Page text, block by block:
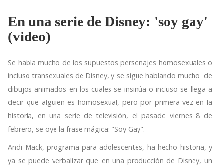
En una serie de Disney: 'soy gay'
(video)
Se habla mucho de los supuestos personajes homosexuales o
incluso transexuales de Disney, y se sigue hablando mucho de
dibujos animados en los cuales se insinúa o incluso se llega a
decir que alguien es homosexual, pero por primera vez en la
historia, en una serie de televisión, el pasado viernes 8 de
febrero, se oye la frase mágica: "Soy Gay".
Andi Mack, programa para adolescentes, ha hecho historia, y
ya se puede verbalizar que en una producción de Disney, un